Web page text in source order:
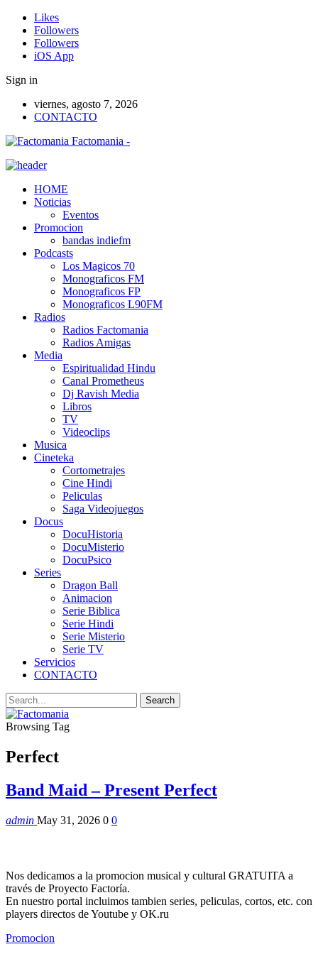
Likes
Followers
Followers
iOS App
Sign in
viernes, agosto 7, 2026
CONTACTO
Factomania -
HOME
Noticias
Eventos
Promocion
bandas indiefm
Podcasts
Los Magicos 70
Monograficos FM
Monograficos FP
Monograficos L90FM
Radios
Radios Factomania
Radios Amigas
Media
Espiritualidad Hindu
Canal Prometheus
Dj Ravish Media
Libros
TV
Videoclips
Musica
Cineteka
Cortometrajes
Cine Hindi
Peliculas
Saga Videojuegos
Docus
DocuHistoria
DocuMisterio
DocuPsico
Series
Dragon Ball
Animacion
Serie Biblica
Serie Hindi
Serie Misterio
Serie TV
Servicios
CONTACTO
Browsing Tag
Perfect
Band Maid – Present Perfect
admin May 31, 2026 0 0
Nos dedicamos a la promocion musical y cultural GRATUITA a
través de Proyecto Factoría.
En nuestro portal incluimos tambien series, peliculas, cortos, etc. con
players directos de Youtube y OK.ru
Promocion